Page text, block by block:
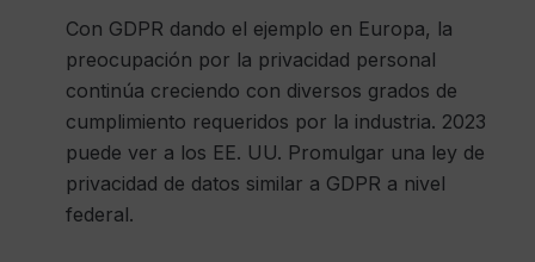
Con GDPR dando el ejemplo en Europa, la
preocupación por la privacidad personal
continúa creciendo con diversos grados de
cumplimiento requeridos por la industria. 2023
puede ver a los EE. UU. Promulgar una ley de
privacidad de datos similar a GDPR a nivel
federal.